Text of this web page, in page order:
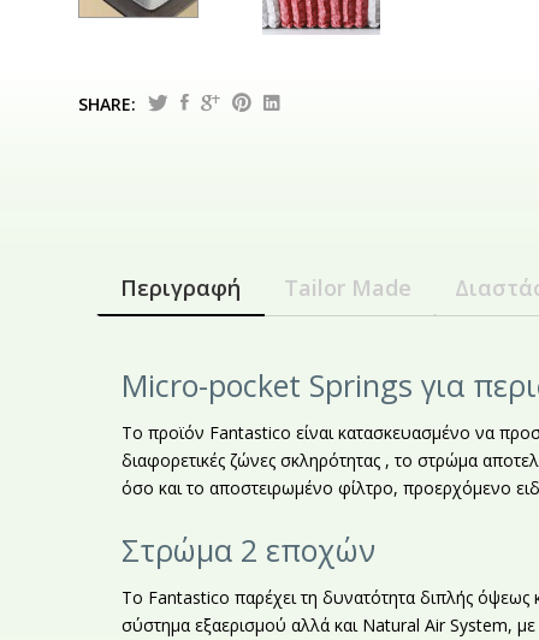
SHARE:
Περιγραφή Tailor Made
Micro-pocket Springs για
Το προϊόν Fantastico είναι κατασκευασμένο να
διαφορετικές ζώνες σκληρότητας , το στρώμα
όσο και το αποστειρωμένο φίλτρο, προερχόμενο
Στρώμα 2 εποχών
Το Fantastico παρέχει τη δυνατότητα διπλής όψεως
σύστημα εξαερισμού αλλά και Natural Air System,